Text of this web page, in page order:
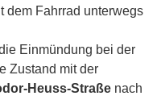
dem Fahrrad unterwegs
Einmündung bei der
Zustand mit der
Heuss-Straße nach